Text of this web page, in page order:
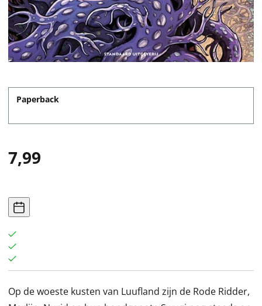
Paperback
7,99
Op de woeste kusten van Luufland zijn de Rode Ridder,